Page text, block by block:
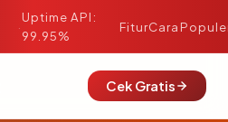
·
Uptime API:
99.95%
FiturCara
Cek Gratis